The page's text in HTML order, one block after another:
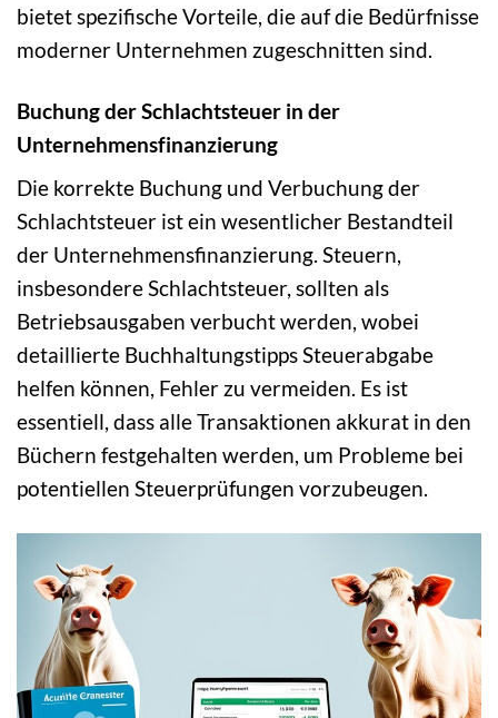
bietet spezifische Vorteile, die auf die Bedürfnisse
moderner Unternehmen zugeschnitten sind.
Buchung der Schlachtsteuer in der
Unternehmensfinanzierung
Die korrekte Buchung und Verbuchung der
Schlachtsteuer ist ein wesentlicher Bestandteil
der Unternehmensfinanzierung. Steuern,
insbesondere Schlachtsteuer, sollten als
Betriebsausgaben verbucht werden, wobei
detaillierte Buchhaltungstipps Steuerabgabe
helfen können, Fehler zu vermeiden. Es ist
essentiell, dass alle Transaktionen akkurat in den
Büchern festgehalten werden, um Probleme bei
potentiellen Steuerprüfungen vorzubeugen.